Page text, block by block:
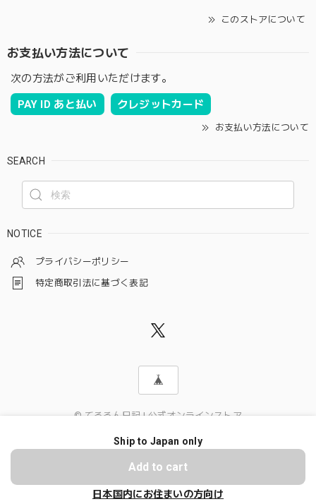
このストアについて
お支払い方法について
次の方法がご利用いただけます。
PAY ID あと払い クレジットカード
お支払い方法について
SEARCH
NOTICE
プライバシーポリシー
特定商取引法に基づく表記
© てるるん日記 | 公式オンラインストア
Ship to Japan only
Add to cart
日本国内にお住まいの方向け